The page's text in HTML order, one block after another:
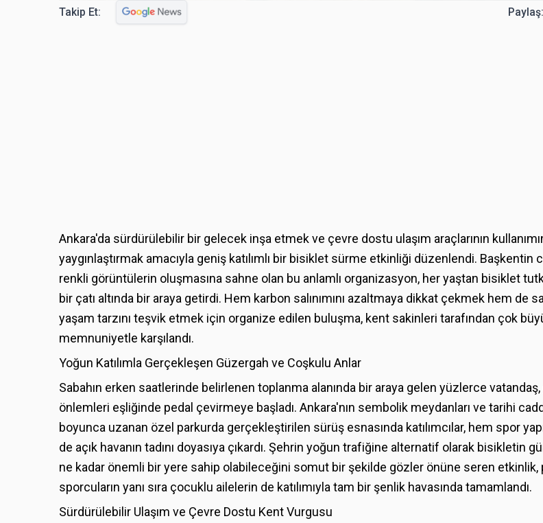
Takip Et: Paylaş:
Ankara'da sürdürülebilir bir gelecek inşa etmek ve çevre dostu ulaşım araçlarının
yaygınlaştırmak amacıyla geniş katılımlı bir bisiklet sürme etkinliği düzenlendi. Başkentin
renkli görüntülerin oluşmasına sahne olan bu anlamlı organizasyon, her yaştan bisiklet
bir çatı altında bir araya getirdi. Hem karbon salınımını azaltmaya dikkat çekmek hem de
yaşam tarzını teşvik etmek için organize edilen buluşma, kent sakinleri tarafından çok
memnuniyetle karşılandı.
Yoğun Katılımla Gerçekleşen Güzergah ve Coşkulu Anlar
Sabahın erken saatlerinde belirlenen toplanma alanında bir araya gelen yüzlerce
önlemleri eşliğinde pedal çevirmeye başladı. Ankara'nın sembolik meydanları ve tarihi
boyunca uzanan özel parkurda gerçekleştirilen sürüş esnasında katılımcılar, hem spor
de açık havanın tadını doyasıya çıkardı. Şehrin yoğun trafiğine alternatif olarak bisikletin
ne kadar önemli bir yere sahip olabileceğini somut bir şekilde gözler önüne seren
sporcuların yanı sıra çocuklu ailelerin de katılımıyla tam bir şenlik havasında tamamlandı.
Sürdürülebilir Ulaşım ve Çevre Dostu Kent Vurgusu